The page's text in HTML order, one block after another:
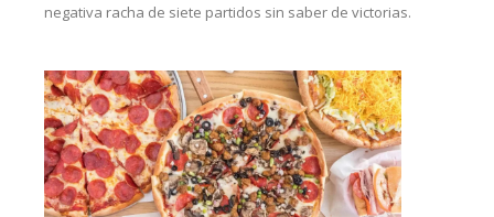
negativa racha de siete partidos sin saber de victorias.